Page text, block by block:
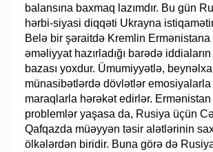
balansına baxmaq lazımdır. Bu gün
hərbi-siyasi diqqəti Ukrayna
Belə bir şəraitdə Kremlin Ermənistana
əməliyyat hazırladığı barədə
bazası yoxdur. Ümumiyyətlə,
münasibətlərdə dövlətlər emosiyalarla
maraqlarla hərəkət edirlər.
problemlər yaşasa da, Rusiya üçün
Qafqazda müəyyən təsir alətlərinin
ölkələrdən biridir. Buna görə də